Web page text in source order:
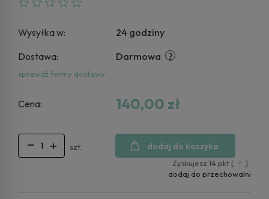
Wysyłka w:
24 godziny
Dostawa:
Darmowa
sprawdź formy dostawy
Cena: 140,00 zł
szt. dodaj do koszyka
Zyskujesz 14 pkt [ ? ]
dodaj do przechowalni